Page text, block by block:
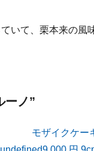
いて、栗本来の
ーノ”